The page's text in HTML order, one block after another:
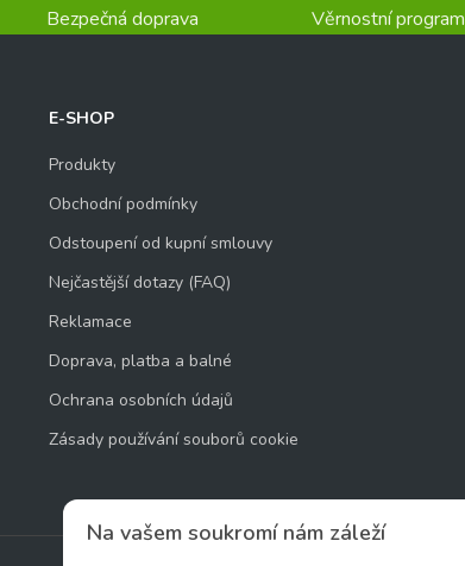
Na vašem soukromí nám záleží
Bezpečná doprava Věrnostní program
E-SHOP
Produkty
Obchodní podmínky
Odstoupení od kupní smlouvy
Nejčastější dotazy (FAQ)
Reklamace
Doprava, platba a balné
Ochrana osobních údajů
Zásady používání souborů cookie